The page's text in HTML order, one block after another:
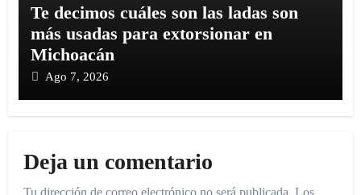
Te decimos cuáles son las ladas son
más usadas para extorsionar en
Michoacán
Ago 7, 2026
Deja un comentario